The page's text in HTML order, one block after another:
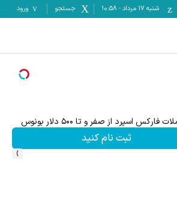
شنبه ۱۷ مرداد -
10:58 جستجو ورود
اسپرد از صفر و تا ۵۰۰ دلار بونوس
ثبت نام کنید
تا 70 درصد تخفیف محصولات جین وست + خرید در 4 قسط
›